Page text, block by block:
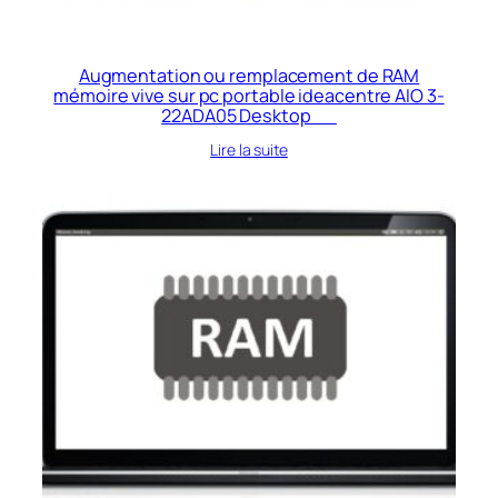
Augmentation ou remplacement de RAM
mémoire vive sur pc portable ideacentre AIO 3-
22ADA05 Desktop
Lire la suite